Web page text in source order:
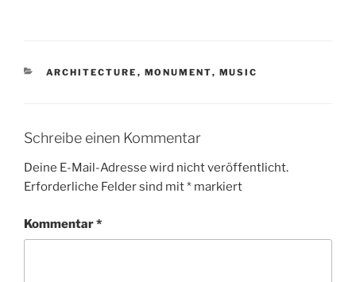
KATEGORIEN
ARCHITECTURE , MONUMENT, MUSIC
Schreibe einen Kommentar
Deine E-Mail-Adresse wird nicht veröffentlicht.
Erforderliche Felder sind mit* markiert
Kommentar*